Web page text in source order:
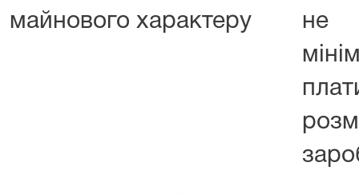
майнового характеру
не